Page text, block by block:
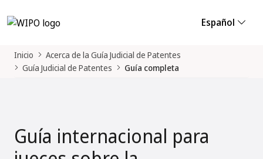
Español
Inicio
Acerca de la Guía Judicial de Patentes
Guía Judicial de Patentes
Guía completa
Guía internacional para